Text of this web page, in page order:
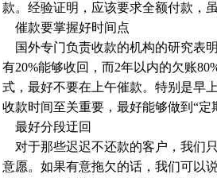
款。经验证明，应该要求全额付款，
催款要掌握好时间点
国外专门负责收款的机构的研究表
有20%能够收回，而2年以内的欠账
式，最好不要在上午催款。特别是早
收款时间至关重要，最好能够做到“
最好分段迂回
对于那些迟迟不还款的客户，我们
意愿。如果有意拖欠的话，我们可以